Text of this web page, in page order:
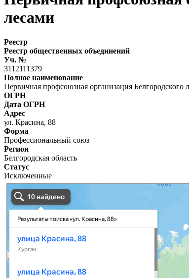
лесами
Реестр
Реестр общественных объединений
Уч. №
3112111379
Полное наименование
Первичная профсоюзная организация Белгородского
ОГРН
Дата ОГРН
Адрес
ул. Красина, 88
Форма
Профессиональный союз
Регион
Белгородская область
Статус
Исключенные